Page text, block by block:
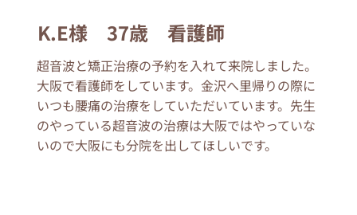
K.E様 37歳 看護師
超音波と矯正治療の予約を入れて来院しました。
大阪で看護師をしています。金沢へ里帰りの際に
いつも腰痛の治療をしていただいています。先生
のやっている超音波の治療は大阪ではやっていな
いので大阪にも分院を出してほしいです。